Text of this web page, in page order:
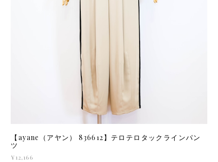
【ayane（アヤン） 836612】テロテロタックラインパン
ツ
¥12,166